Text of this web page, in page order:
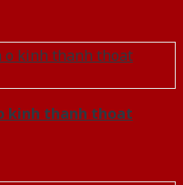
kinh thanh thoat